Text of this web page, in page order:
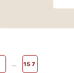
157